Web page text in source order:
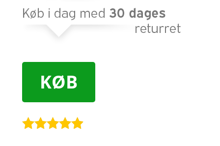
KØB